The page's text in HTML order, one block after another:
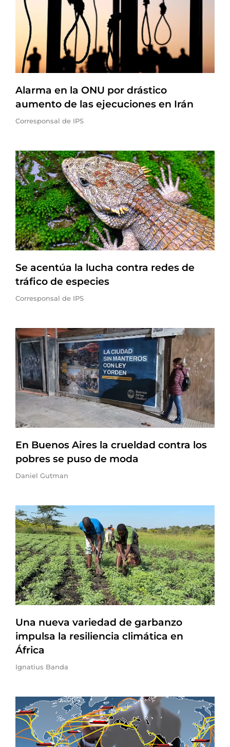
Alarma en la ONU por drástico
aumento de las ejecuciones en Irán
Corresponsal de IPS
Se acentúa la lucha contra redes de
tráfico de especies
Corresponsal de IPS
En Buenos Aires la crueldad contra los
pobres se puso de moda
Daniel Gutman
Una nueva variedad de garbanzo
impulsa la resiliencia climática en
África
Ignatius Banda